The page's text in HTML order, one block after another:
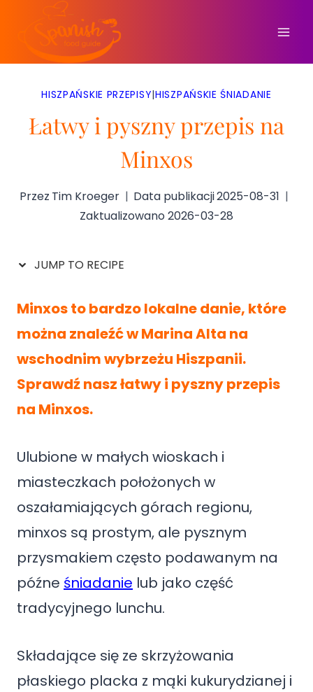
treści
HISZPAŃSKIE PRZEPISY|HISZPAŃSKIE ŚNIADANIE
Łatwy i pyszny przepis na
Minxos
Przez Tim Kroeger Data publikacji2025-08-31
Zaktualizowano 2026-03-28
JUMP TO RECIPE
Minxos to bardzo lokalne danie, które
można znaleźć w Marina Alta na
wschodnim wybrzeżu Hiszpanii.
Sprawdź nasz łatwy i pyszny przepis
na Minxos.
Ulubione w małych wioskach i
miasteczkach położonych w
oszałamiających górach regionu,
minxos są prostym, ale pysznym
przysmakiem często podawanym na
późne śniadanie lub jako część
tradycyjnego lunchu.
Składające się ze skrzyżowania
płaskiego placka z mąki kukurydzianej i